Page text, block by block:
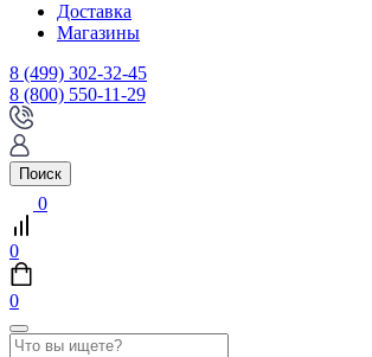
Доставка
Магазины
8 (499) 302-32-45
8 (800) 550-11-29
Поиск
0
0
0